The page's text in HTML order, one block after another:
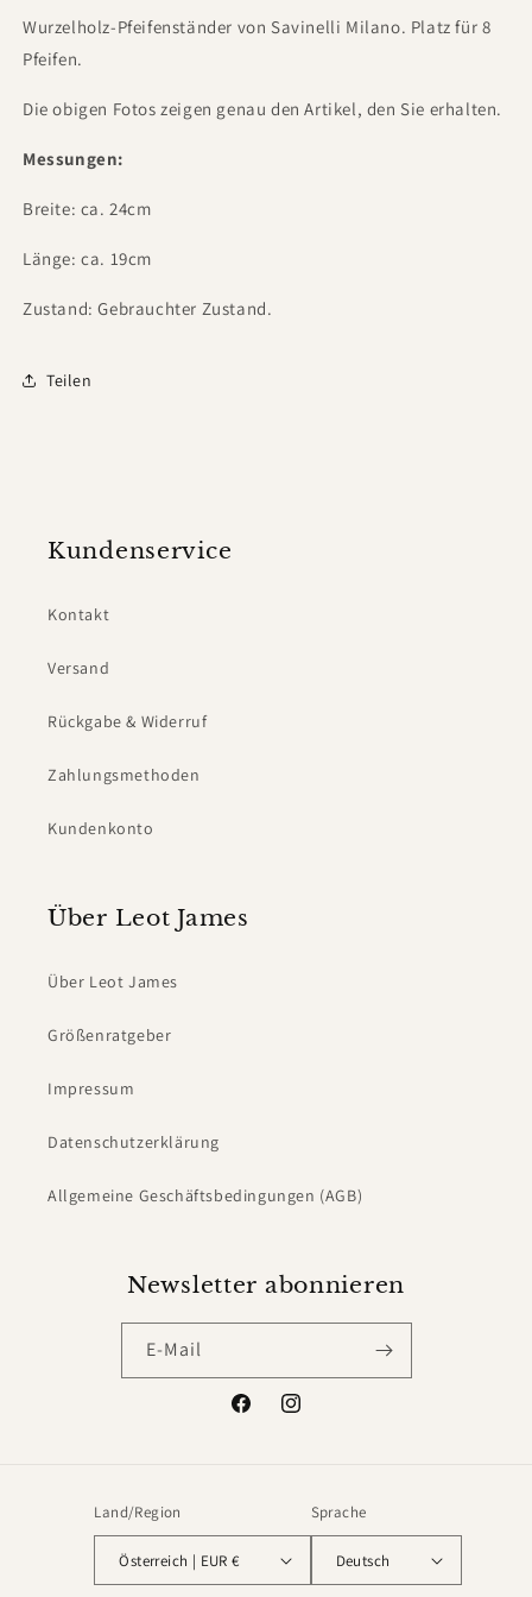
Wurzelholz-Pfeifenständer von Savinelli Milano. Platz für 8
Pfeifen.
Die obigen Fotos zeigen genau den Artikel, den Sie erhalten.
Messungen:
Breite: ca. 24cm
Länge: ca. 19cm
Zustand: Gebrauchter Zustand.
Teilen
Kundenservice
Kontakt
Versand
Rückgabe & Widerruf
Zahlungsmethoden
Kundenkonto
Über Leot James
Über Leot James
Größenratgeber
Impressum
Datenschutzerklärung
Allgemeine Geschäftsbedingungen (AGB)
Newsletter abonnieren
E-Mail
FacebookInstagram
Land/Region
Österreich | EUR €
Sprache
Deutsch